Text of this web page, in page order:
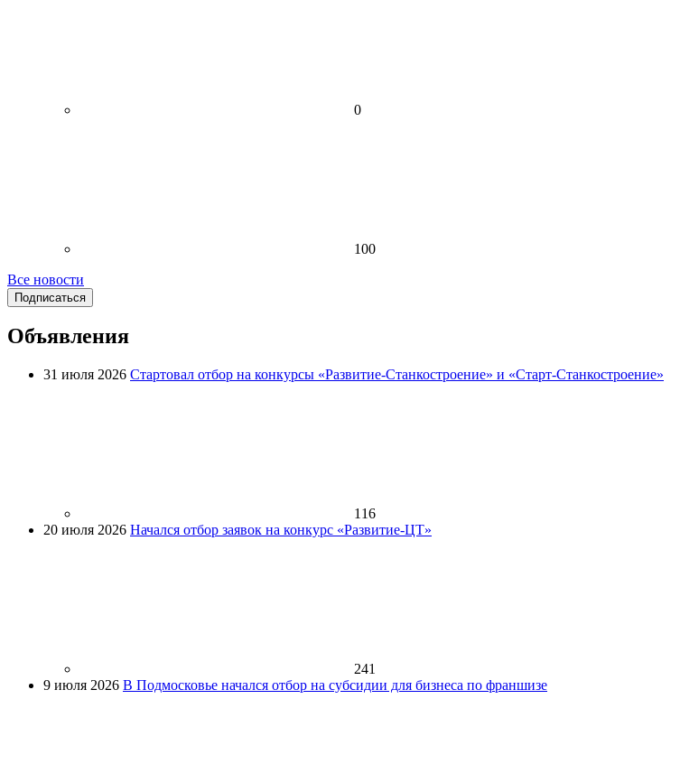
0
100
Все новости
Подписаться
Объявления
31 июля 2026 Стартовал отбор на конкурсы «Развитие-Станкостроение» и «Старт-Станкостроение»
116
20 июля 2026 Начался отбор заявок на конкурс «Развитие-ЦТ»
241
9 июля 2026 В Подмосковье начался отбор на субсидии для бизнеса по франшизе